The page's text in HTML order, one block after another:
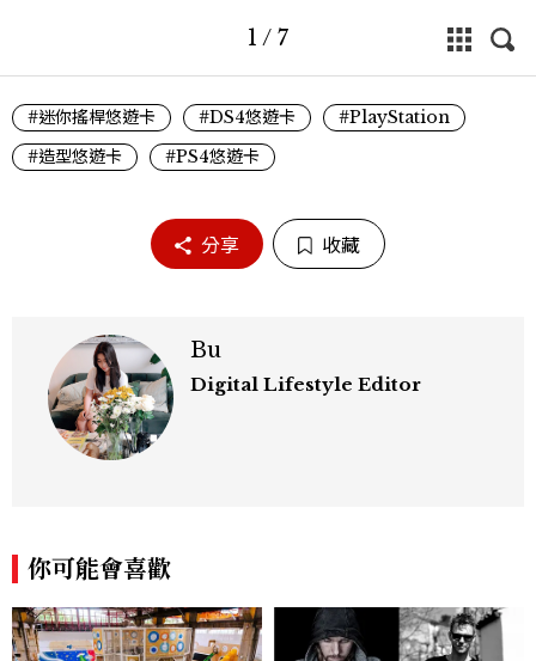
1 / 7
#迷你搖桿悠遊卡 #DS4悠遊卡
#PlayStation
#造型悠遊卡
#PS4悠遊卡
分享 收藏
Bu
Digital Lifestyle Editor
你可能會喜歡